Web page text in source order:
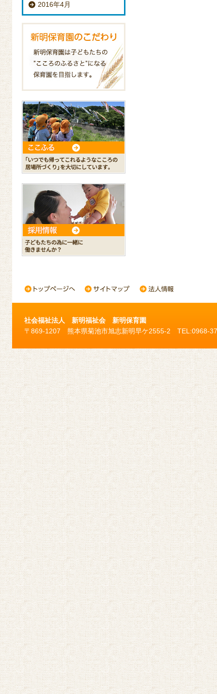
2016年4月
社会福祉法人 新明福祉会 新明保育園
〒869-1207 熊本県菊池市旭志新明早ケ2555-2 TEL:0968-